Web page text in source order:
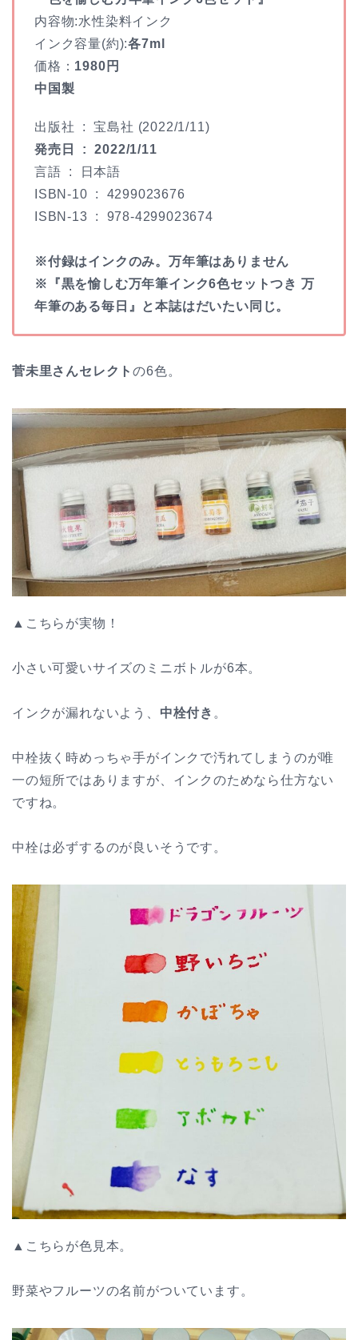
内容物:水性染料インク
インク容量(約):各7ml
価格： 1980円
中国製
出版社 ‏ : ‎宝島社 (2022/1/11)
発売日 ‏ : ‎2022/1/11
言語 ‏ : ‎
日本語
ISBN-10 ‏ : ‎ 4299023676
ISBN-13 ‏ : ‎ 978-4299023674
※付録はインクのみ。万年筆はありません
※『黒を愉しむ万年筆インク6色セットつき 万
年筆のある毎日』と本誌はだいたい同じ。
菅未里さんセレクトの6色。
▲こちらが実物！
小さい可愛いサイズのミニボトルが6本。
インクが漏れないよう、 中栓付き 。
中栓抜く時めっちゃ手がインクで汚れてしまうのが唯
一の短所ではありますが、インクのためなら仕方ない
ですね。
中栓は必ずするのが良いそうです。
▲こちらが色見本。
野菜やフルーツの名前がついています。